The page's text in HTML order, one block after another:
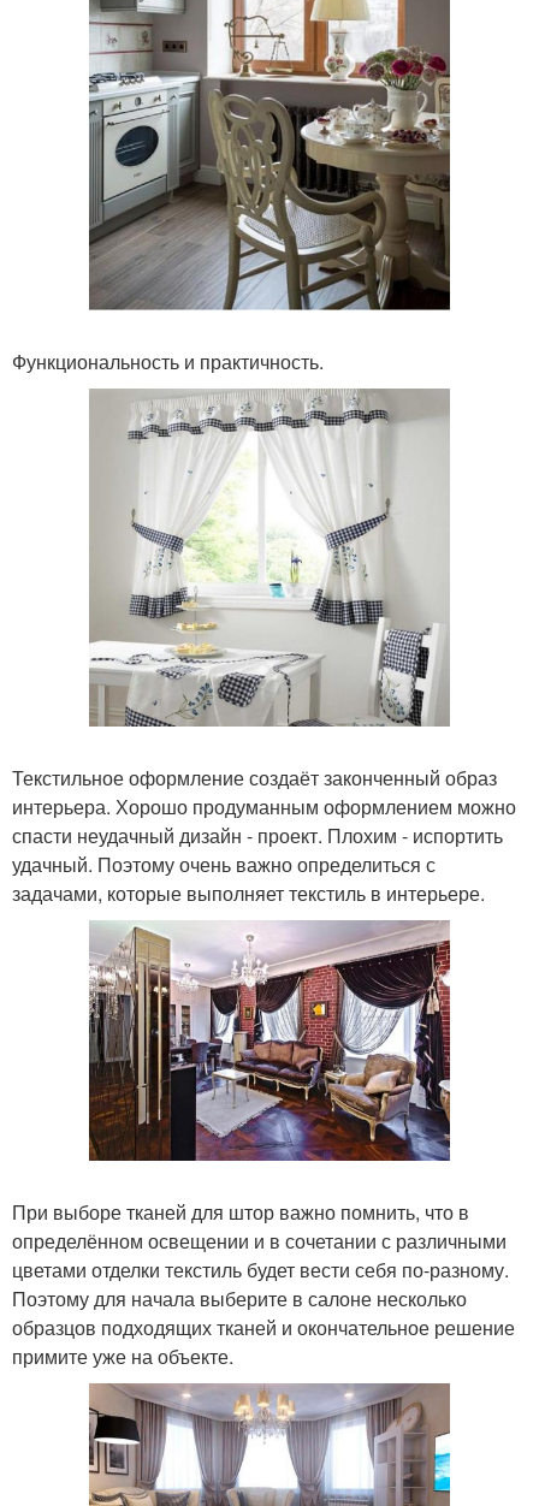
Функциональность и практичность.
Текстильное оформление создаёт законченный образ
интерьера. Хорошо продуманным оформлением можно
спасти неудачный дизайн - проект. Плохим - испортить
удачный. Поэтому очень важно определиться с
задачами, которые выполняет текстиль в интерьере.
При выборе тканей для штор важно помнить, что в
определённом освещении и в сочетании с различными
цветами отделки текстиль будет вести себя по-разному.
Поэтому для начала выберите в салоне несколько
образцов подходящих тканей и окончательное решение
примите уже на объекте.